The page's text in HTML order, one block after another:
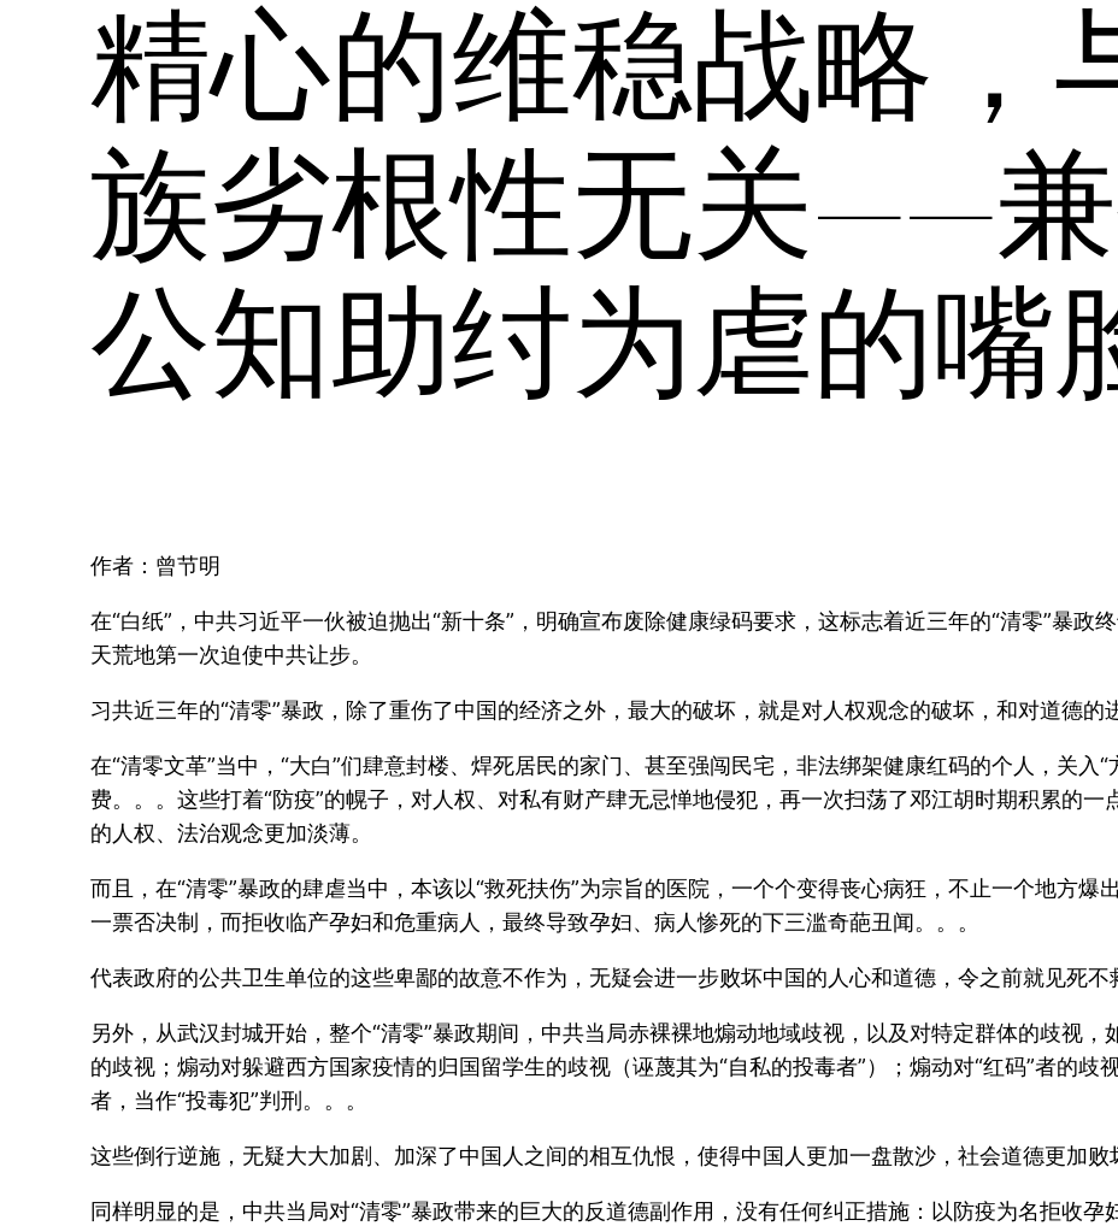
精心的维稳战略，
族劣根性无关——
公知助纣为虐的嘴
作者：曾节明
在“白纸”，中共习近平一伙被迫抛出“新十条”，明确宣布废除健康绿码要求，这标志着近三年的“清零”暴政
天荒地第一次迫使中共让步。
习共近三年的“清零”暴政，除了重伤了中国的经济之外，最大的破坏，就是对人权观念的破坏，和对道德的
在“清零文革”当中，“大白”们肆意封楼、焊死居民的家门、甚至强闯民宅，非法绑架健康红码的个人，关入
费。。。这些打着“防疫”的幌子，对人权、对私有财产肆无忌惮地侵犯，再一次扫荡了邓江胡时期积累的一
的人权、法治观念更加淡薄。
而且，在“清零”暴政的肆虐当中，本该以“救死扶伤”为宗旨的医院，一个个变得丧心病狂，不止一个地方爆
一票否决制，而拒收临产孕妇和危重病人，最终导致孕妇、病人惨死的下三滥奇葩丑闻。。。
代表政府的公共卫生单位的这些卑鄙的故意不作为，无疑会进一步败坏中国的人心和道德，令之前就见死不
另外，从武汉封城开始，整个“清零”暴政期间，中共当局赤裸裸地煽动地域歧视，以及对特定群体的歧视
的歧视；煽动对躲避西方国家疫情的归国留学生的歧视（诬蔑其为“自私的投毒者”）；煽动对“红码”者的歧
者，当作“投毒犯”判刑。。。
这些倒行逆施，无疑大大加剧、加深了中国人之间的相互仇恨，使得中国人更加一盘散沙，社会道德更加败
同样明显的是，中共当局对“清零”暴政带来的巨大的反道德副作用，没有任何纠正措施：以防疫为名拒收